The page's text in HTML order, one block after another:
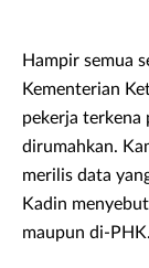
Hampir semua
Kementerian
pekerja terkena
dirumahkan.
merilis data
Kadin
maupun di-PHK.